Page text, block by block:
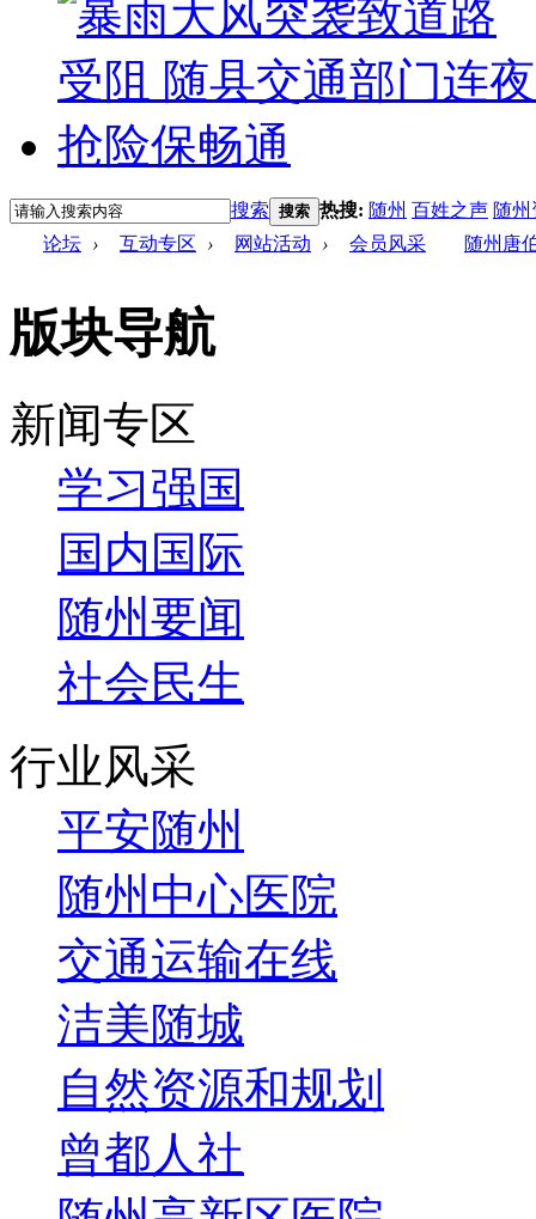
搜索 搜索 热搜: 随州 百姓之声 随
论坛 › 互动专区 › 网站活动 › 会员风采 随州唐
版块导航
新闻专区
学习强国
国内国际
随州要闻
社会民生
行业风采
平安随州
随州中心医院
交通运输在线
洁美随城
自然资源和规划
曾都人社